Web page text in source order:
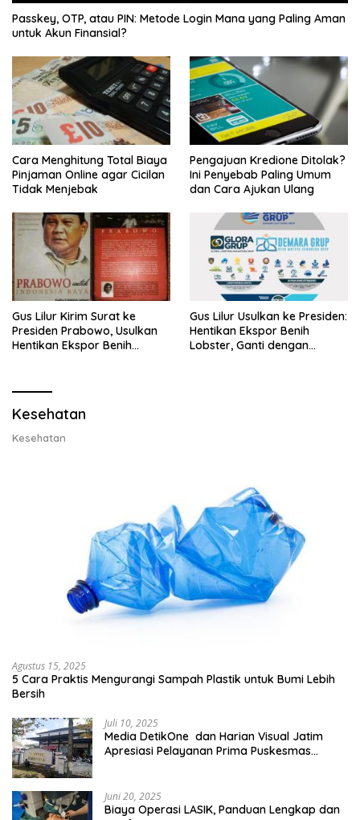
Passkey, OTP, atau PIN: Metode Login Mana yang Paling Aman
untuk Akun Finansial?
Cara Menghitung Total Biaya
Pinjaman Online agar Cicilan
Tidak Menjebak
Pengajuan Kredione Ditolak?
Ini Penyebab Paling Umum
dan Cara Ajukan Ulang
Gus Lilur Kirim Surat ke
Presiden Prabowo, Usulkan
Hentikan Ekspor Benih
Gus Lilur Usulkan ke Presiden:
Hentikan Ekspor Benih
Lobster, Ganti dengan
Kesehatan
Kesehatan
Agustus 15, 2025
5 Cara Praktis Mengurangi Sampah Plastik untuk Bumi Lebih
Bersih
Juli 10, 2025
Media DetikOne dan Harian Visual Jatim
Apresiasi Pelayanan Prima Puskesmas
Juni 20, 2025
Biaya Operasi LASIK, Panduan Lengkap dan